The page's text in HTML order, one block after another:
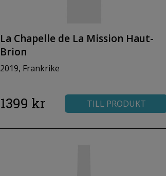
La Chapelle de La Mission Haut-
Brion
2019, Frankrike
1399 kr TILL PRODUKT